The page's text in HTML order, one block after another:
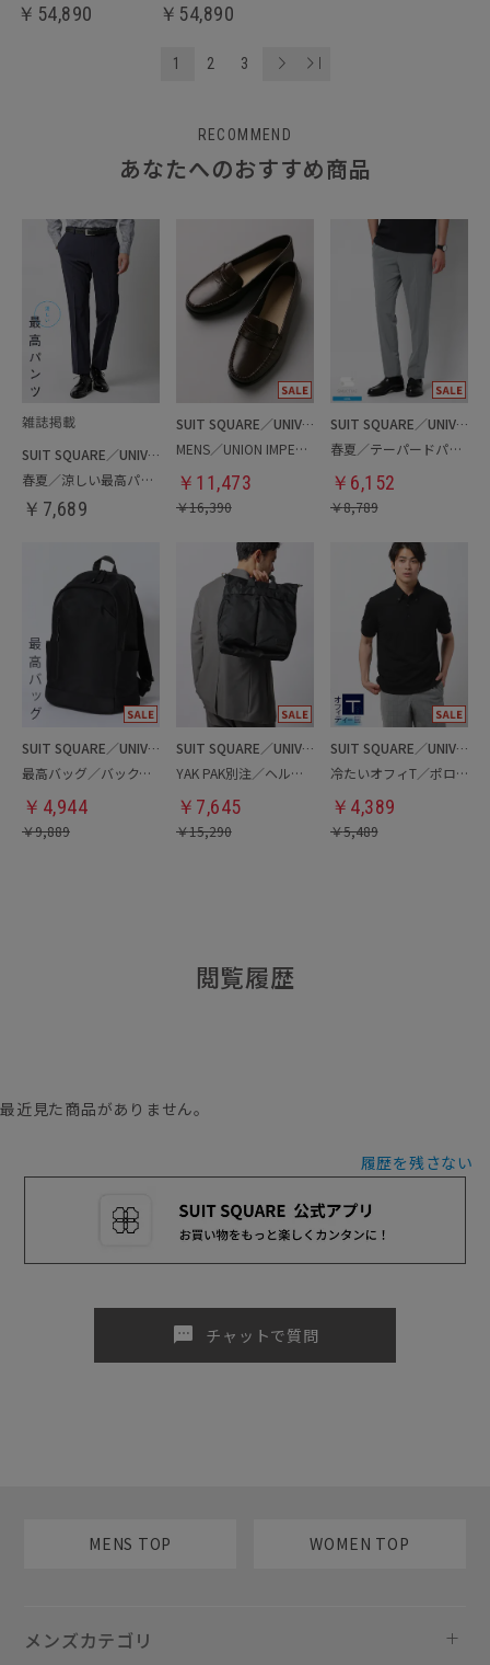
￥54,890 ￥54,890
1 2 3
RECOMMEND
あなたへのおすすめ商品
SUIT SQUARE／UNIVERSAL LANGUAGE
春夏／涼しい最高パンツ
￥ 7,689
SUIT SQUARE／UNIVERSAL LANGUAGE
MENS／UNION IMPERIAL監修／コインローファー
￥ 11,473
￥16,390
SUIT SQUARE／UNIVERSAL LANGUAGE
春夏／テーパードパンツ
￥ 6,152
￥8,789
SUIT SQUARE／UNIVERSAL LANGUAGE
最高バッグ／バックパック
￥ 4,944
￥9,889
SUIT SQUARE／UNIVERSAL LANGUAGE
YAK PAK別注／ヘルメットバッグ
￥ 7,645
￥15,290
SUIT SQUARE／UNIVERSAL LANGUAGE
冷たいオフィT／ポロシャツ
￥ 4,389
￥5,489
閲覧履歴
最近見た商品がありません。
履歴を残さない
sms チャットで質問
MENS TOP WOMEN TOP
メンズカテゴリ